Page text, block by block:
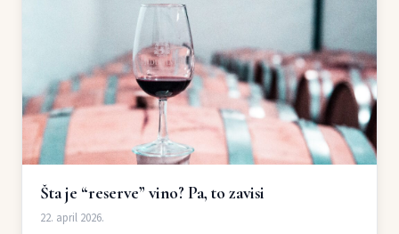
Šta je “reserve” vino? Pa, to zavisi
22. april 2026.